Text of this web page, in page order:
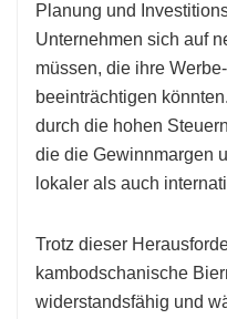
Planung und
Unternehmen sich auf
müssen, die ihre
beeinträchtigen
durch die hohen
die die Gewinnmargen
lokaler als auch
Trotz dieser
kambodschanische
widerstandsfähig und